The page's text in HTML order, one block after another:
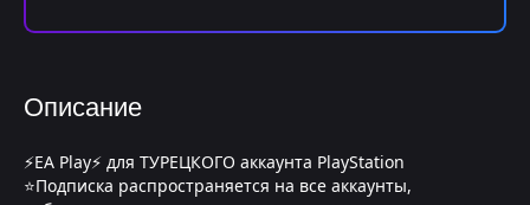
Описание
⚡EA Play⚡ для ТУРЕЦКОГО аккаунта PlayStation
⭐Подписка распространяется на все аккаунты,